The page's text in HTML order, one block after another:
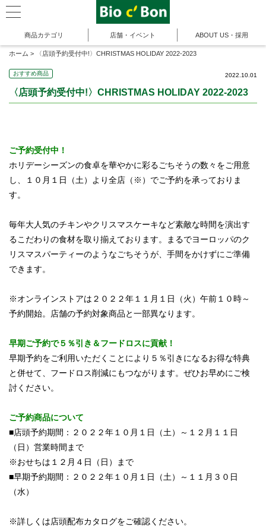
商品カテゴリ 店舗・イベント ABOUT US・採用
ホーム > 〈店頭予約受付中!〉CHRISTMAS HOLIDAY 2022-2023
おすすめ商品 2022.10.01
〈店頭予約受付中!〉CHRISTMAS HOLIDAY 2022-2023
ご予約受付中！
ホリデーシーズンの食卓を華やかに彩るごちそうの数々をご用意
し、１０月１日（土）より全店（※）でご予約を承っておりま
す。
毎年大人気のチキンやクリスマスケーキなど素敵な時間を演出す
るこだわりの食材を取り揃えております。まるでヨーロッパのク
リスマスパーティーのようなごちそうが、手間をかけずにご準備
できます。
※オンラインストアは２０２２年１１月１日（火）午前１０時～
予約開始。店舗の予約対象商品と一部異なります。
早期ご予約で５％引き＆フードロスに貢献！
早期予約をご利用いただくことにより５％引きになるお得な特典
と併せて、フードロス削減にもつながります。ぜひお早めにご検
討ください。
ご予約商品について
■店頭予約期間：２０２２年１０月１日（土）～１２月１１日
（日）営業時間まで
※おせちは１２月４日（日）まで
■早期予約期間：２０２２年１０月１日（土）～１１月３０日
（水）
※詳しくは店頭配布カタログをご確認ください。